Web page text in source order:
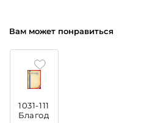
Вам может понравиться
1031-111
Благодарственное